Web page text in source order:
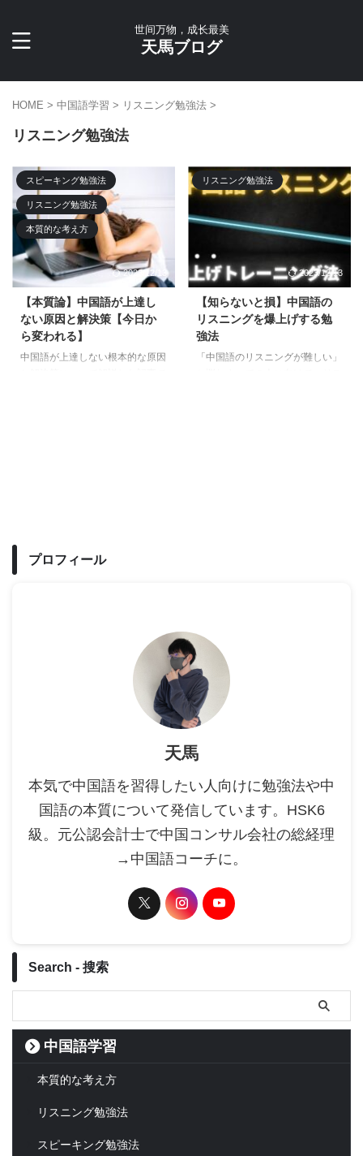
世间万物，成长最美
天馬ブログ
HOME > 中国語学習 > リスニング勉強法 >
リスニング勉強法
スピーキング勉強法
リスニング勉強法
本質的な考え方
2023/12/13
【本質論】中国語が上達し
ない原因と解決策【今日か
ら変われる】
中国語が上達しない根本的な原因
リスニング勉強法
2023/12/13
【知らないと損】中国語の
リスニングを爆上げする勉
強法
「中国語のリスニングが難しい」
プロフィール
天馬
本気で中国語を習得したい人向けに勉強法や中
国語の本質について発信しています。HSK6
級。元公認会計士で中国コンサル会社の総経理
→中国語コーチに。
Search - 搜索
中国語学習
本質的な考え方
リスニング勉強法
スピーキング勉強法